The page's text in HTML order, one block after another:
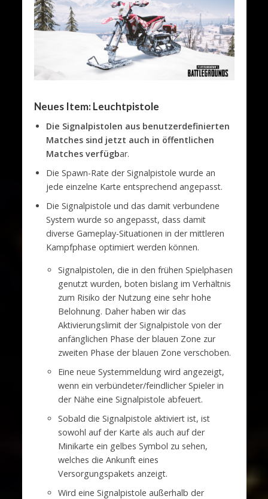
Neues Item: Leuchtpistole
Die Signalpistolen aus benutzerdefinierten
Matches sind jetzt auch in öffentlichen
Matches verfügbar.
Die Spawn-Rate der Signalpistole wurde an
jede einzelne Karte entsprechend angepasst.
Die Signalpistole und das damit verbundene
System wurde so angepasst, dass damit
diverse Gameplay-Situationen in der mittleren
Kampfphase optimiert werden können.
Signalpistolen, die in den frühen Spielphasen
genutzt wurden, boten bislang im Verhältnis
zum Risiko der Nutzung eine sehr hohe
Belohnung. Daher haben wir das
Aktivierungslimit der Signalpistole von der
anfänglichen Phase der blauen Zone zur
zweiten Phase der blauen Zone verschoben.
Eine neue Systemmeldung wird angezeigt,
wenn ein verbündeter/feindlicher Spieler in
der Nähe eine Signalpistole abfeuert.
Sobald die Signalpistole aktiviert ist, ist
sowohl auf der Karte als auch auf der
Minikarte ein gelbes Symbol zu sehen,
welches die Ankunft eines
Versorgungspakets anzeigt.
Wird eine Signalpistole außerhalb der